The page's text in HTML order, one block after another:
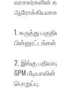
1. கருத்து
பின்னூட்டங்கள்
2. இங்கு
GPM
பொறுப்பு.